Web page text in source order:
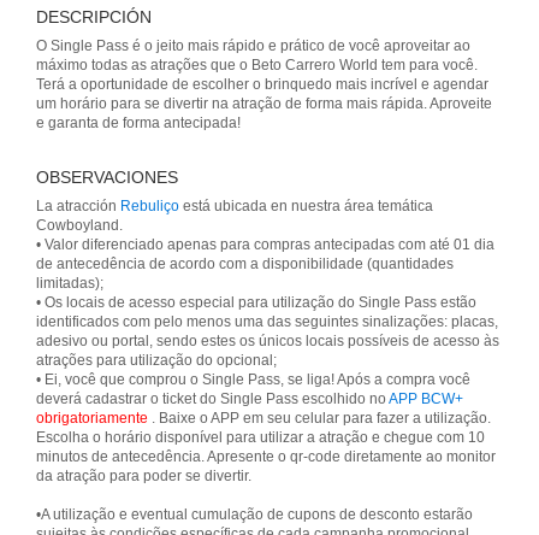
DESCRIPCIÓN
O Single Pass é o jeito mais rápido e prático de você aproveitar ao
máximo todas as atrações que o Beto Carrero World tem para você.
Terá a oportunidade de escolher o brinquedo mais incrível e agendar
um horário para se divertir na atração de forma mais rápida. Aproveite
e garanta de forma antecipada!
OBSERVACIONES
La atracción Rebuliço está ubicada en nuestra área temática
Cowboyland.
• Valor diferenciado apenas para compras antecipadas com até 01 dia
de antecedência de acordo com a disponibilidade (quantidades
limitadas);
• Os locais de acesso especial para utilização do Single Pass estão
identificados com pelo menos uma das seguintes sinalizações: placas,
adesivo ou portal, sendo estes os únicos locais possíveis de acesso às
atrações para utilização do opcional;
• Ei, você que comprou o Single Pass, se liga! Após a compra você
deverá cadastrar o ticket do Single Pass escolhido no APP BCW+
obrigatoriamente . Baixe o APP em seu celular para fazer a utilização.
Escolha o horário disponível para utilizar a atração e chegue com 10
minutos de antecedência. Apresente o qr-code diretamente ao monitor
da atração para poder se divertir.
•A utilização e eventual cumulação de cupons de desconto estarão